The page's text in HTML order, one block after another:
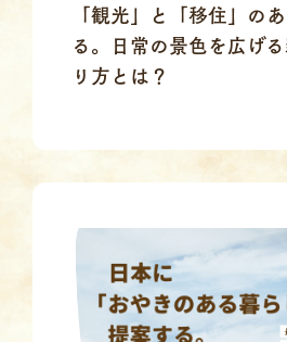
「観光」と「移住」の
る。日常の景色を広げ
り方とは？